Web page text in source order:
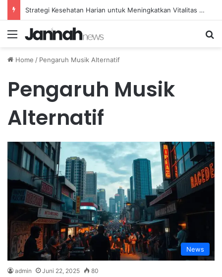
Strategi Kesehatan Harian untuk Meningkatkan Vitalitas dan Mengatasi Kelelahan Sehari-hari
Menu
Home / Pengaruh Musik Alternatif
Pengaruh Musik
Alternatif
News
admin Juni 22, 2025 80